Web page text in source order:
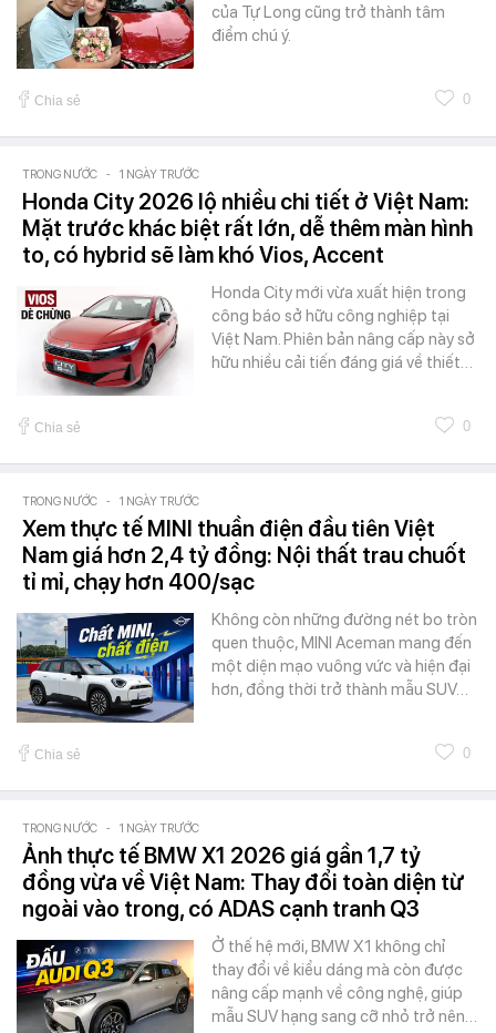
của Tự Long cũng trở thành tâm
điểm chú ý.
Chia sẻ 0
TRONG NƯỚC - 1 NGÀY TRƯỚC
Honda City 2026 lộ nhiều chi tiết ở Việt Nam:
Mặt trước khác biệt rất lớn, dễ thêm màn hình
to, có hybrid sẽ làm khó Vios, Accent
Honda City mới vừa xuất hiện trong
công báo sở hữu công nghiệp tại
Việt Nam. Phiên bản nâng cấp này sở
hữu nhiều cải tiến đáng giá về thiết…
Chia sẻ 0
TRONG NƯỚC - 1 NGÀY TRƯỚC
Xem thực tế MINI thuần điện đầu tiên Việt
Nam giá hơn 2,4 tỷ đồng: Nội thất trau chuốt
tỉ mỉ, chạy hơn 400/sạc
Không còn những đường nét bo tròn
quen thuộc, MINI Aceman mang đến
một diện mạo vuông vức và hiện đại
hơn, đồng thời trở thành mẫu SUV…
Chia sẻ 0
TRONG NƯỚC - 1 NGÀY TRƯỚC
Ảnh thực tế BMW X1 2026 giá gần 1,7 tỷ
đồng vừa về Việt Nam: Thay đổi toàn diện từ
ngoài vào trong, có ADAS cạnh tranh Q3
Ở thế hệ mới, BMW X1 không chỉ
thay đổi về kiểu dáng mà còn được
nâng cấp mạnh về công nghệ, giúp
mẫu SUV hạng sang cỡ nhỏ trở nên…